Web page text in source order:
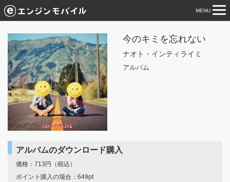
MENU
今のキミを忘れない
ナオト・インティライミ
アルバム
アルバムのダウンロード購入
価格：713円（税込）
ポイント購入の場合：649pt